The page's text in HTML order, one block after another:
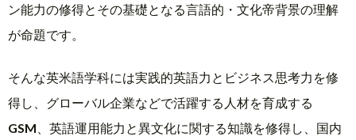
ン能力の修得とその基礎となる言語的・文化帝背景の理解
が命題です。
そんな英米語学科には実践的英語力とビジネス思考力を修
得し、グローバル企業などで活躍する人材を育成する
GSM 、英語運用能力と異文化に関する知識を修得し、国内